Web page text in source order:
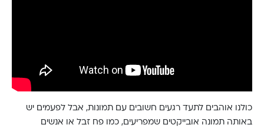
כולנו אוהבים לתעד רגעים חשובים עם תמונות, אבל לפעמים יש
באותה תמונה אובייקטים שמפריעים, כמו פח זבל או אנשים